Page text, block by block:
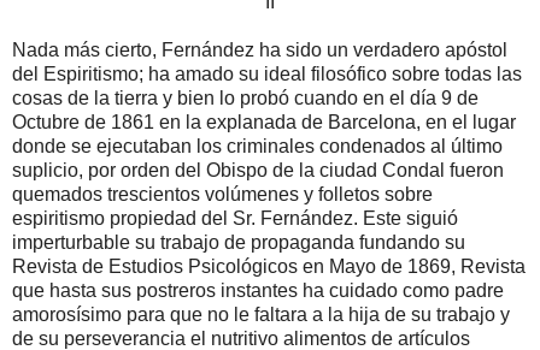
Nada más cierto, Fernández ha sido un verdadero apóstol
del Espiritismo; ha amado su ideal filosófico sobre todas las
cosas de la tierra y bien lo probó cuando en el día 9 de
Octubre de 1861 en la explanada de Barcelona, en el lugar
donde se ejecutaban los criminales condenados al último
suplicio, por orden del Obispo de la ciudad Condal fueron
quemados trescientos volúmenes y folletos sobre
espiritismo propiedad del Sr. Fernández. Este siguió
imperturbable su trabajo de propaganda fundando su
Revista de Estudios Psicológicos en Mayo de 1869, Revista
que hasta sus postreros instantes ha cuidado como padre
amorosísimo para que no le faltara a la hija de su trabajo y
de su perseverancia el nutritivo alimentos de artículos